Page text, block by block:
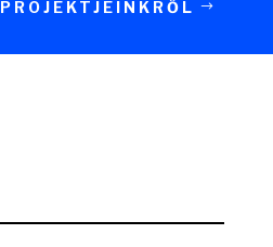
PROJEKTJEINKRŐL